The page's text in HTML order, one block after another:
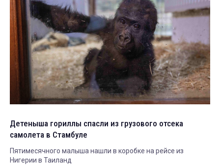
Детеныша гориллы спасли из грузового отсека
самолета в Стамбуле
Пятимесячного малыша нашли в коробке на рейсе из
Нигерии в Таиланд